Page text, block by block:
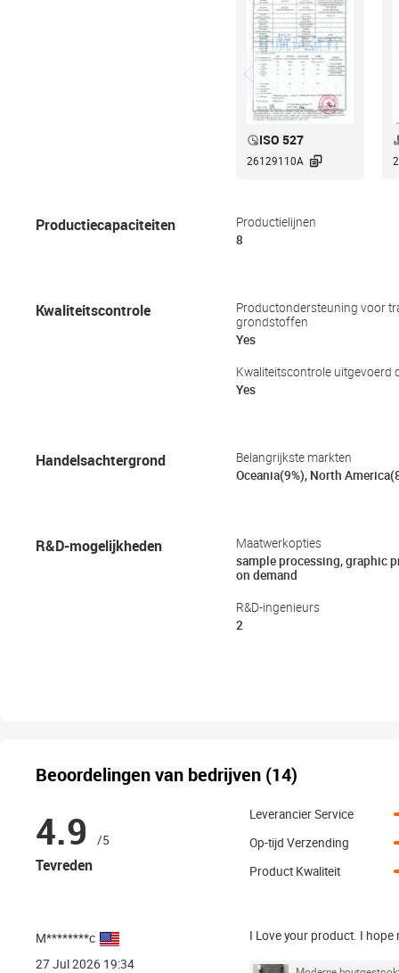
ISO 527
26129110A 
Productiecapaciteiten
Productielijnen
8
Kwaliteitscontrole
Productondersteuning voor
grondstoffen
Yes
Kwaliteitscontrole uitgevoerd
Yes
Handelsachtergrond
Belangrijkste markten
Oceania(9%), North
R&D-mogelijkheden
Maatwerkopties
sample processing, graphic
on demand
R&D-ingenieurs
2
Beoordelingen van bedrijven (14)
4.9 /5
Tevreden
Leverancier Service
Op-tijd Verzending
Product Kwaliteit
M********c
27 Jul 2026 19:34
I Love your product. I